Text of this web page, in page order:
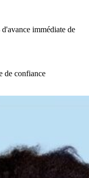
immédiate de
de confiance